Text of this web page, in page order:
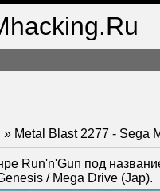
» Metal Blast 2277 - Sega
Run'n'Gun под
/ Mega Drive (Jap).